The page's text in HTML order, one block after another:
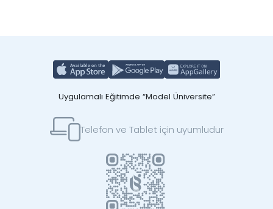
Uygulamalı Eğitimde “Model Üniversite”
Telefon ve Tablet için uyumludur